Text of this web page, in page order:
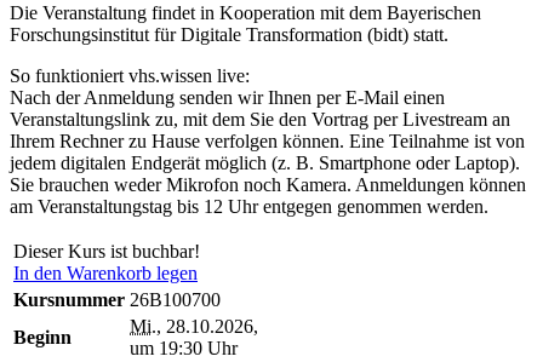
Die Veranstaltung findet in Kooperation mit dem Bayerischen
Forschungsinstitut für Digitale Transformation (bidt) statt.
So funktioniert vhs.wissen live:
Nach der Anmeldung senden wir Ihnen per E-Mail einen
Veranstaltungslink zu, mit dem Sie den Vortrag per Livestream an
Ihrem Rechner zu Hause verfolgen können. Eine Teilnahme ist von
jedem digitalen Endgerät möglich (z. B. Smartphone oder Laptop).
Sie brauchen weder Mikrofon noch Kamera. Anmeldungen können
am Veranstaltungstag bis 12 Uhr entgegen genommen werden.
Dieser Kurs ist buchbar!
In den Warenkorb legen
Kursnummer 26B100700
Beginn
Mi., 28.10.2026,
um 19:30 Uhr